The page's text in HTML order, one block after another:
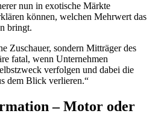
nun in exotische Märkte
können, welchen Mehrwert das
bringt.
Zuschauer, sondern Mitträger des
fatal, wenn Unternehmen
verfolgen und dabei die
dem Blick verlieren.“
– Motor oder